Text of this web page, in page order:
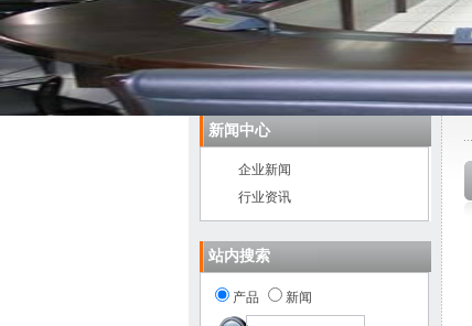
新闻中心
企业新闻
行业资讯
站内搜索
产品 新闻